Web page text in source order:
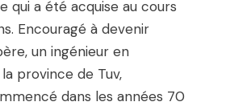
qui a été acquise au cours
Encouragé à devenir
un ingénieur en
province de Tuv,
dans les années 70